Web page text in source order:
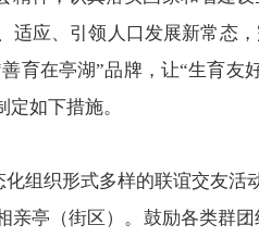
适应、引领人口发展新常态
育在亭湖”品牌，让“生育友
如下措施。
化组织形式多样的联谊交友活
亲亭（街区）。鼓励各类群